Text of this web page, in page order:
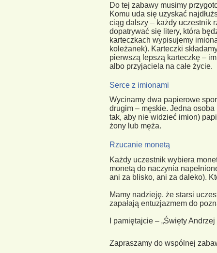
Do tej zabawy musimy
Komu uda się uzyskać
ciąg dalszy – każdy uczestnik
dopatrywać się litery, która
karteczkach wypisujemy
koleżanek). Karteczki
pierwszą lepszą karteczkę –
albo przyjaciela na całe życie.
Serce z imionami
Wycinamy dwa papierowe
drugim – męskie. Jedna
tak, aby nie widzieć imion)
żony lub męża.
Rzucanie monetą
Każdy uczestnik wybiera
monetą do naczynia
ani za blisko, ani za daleko).
Mamy nadzieję, że starsi
zapałają entuzjazmem do
I pamiętajcie – „Święty
Zapraszamy do wspólnej